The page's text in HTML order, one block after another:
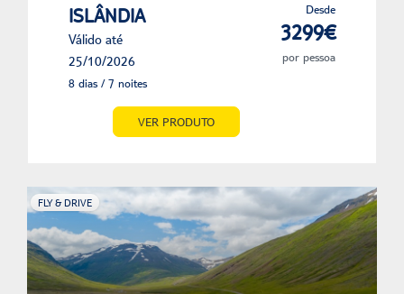
ISLÂNDIA
Válido até
25/10/2026
8 dias / 7 noites
Desde
3299€
por pessoa
VER PRODUTO
FLY & DRIVE